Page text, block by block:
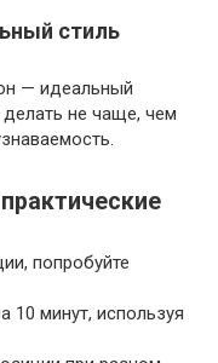
стиль
— идеальный
не чаще, чем
попробуйте
минут, используя